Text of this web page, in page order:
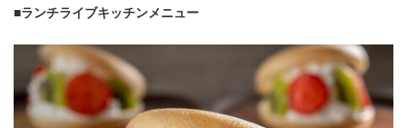
■ランチライブキッチンメニュー